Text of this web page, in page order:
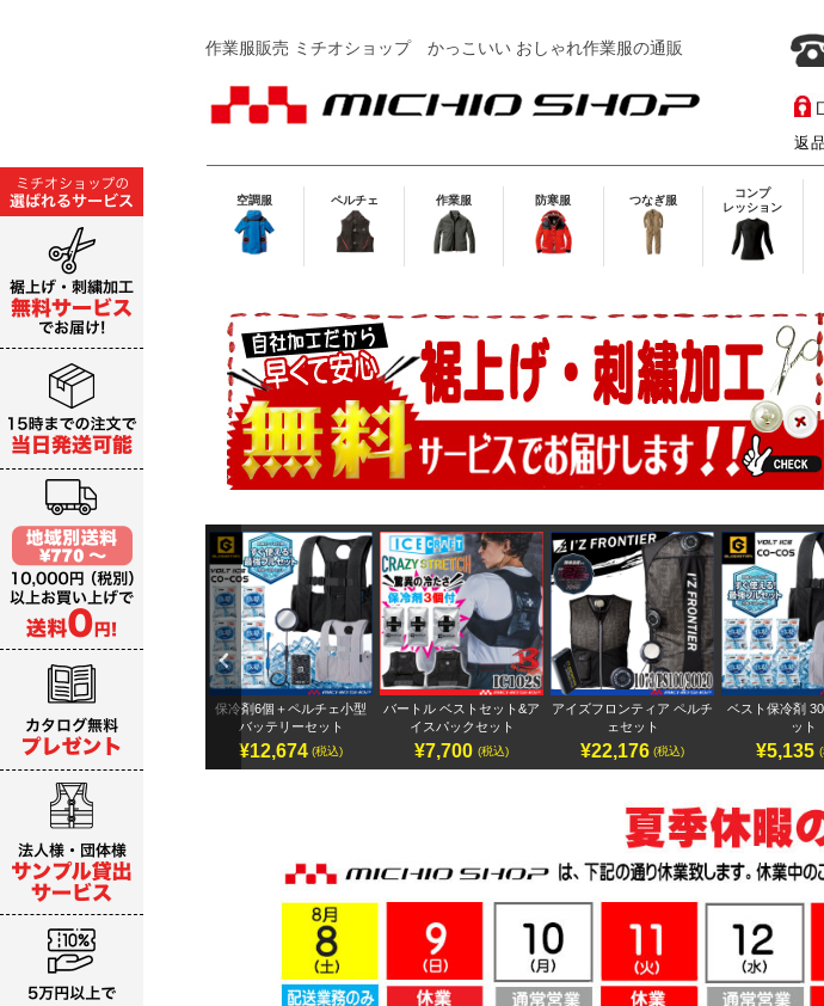
作業服販売 ミチオショップかっこいい おしゃれ作業服の通販
返
空調服 ペルチェ 作業服 防寒服 つなぎ服
コンプ
レッション
Previ
ous
アイズフロンティア 32Vバ
ッテリーセット
¥19,987～
保冷剤6個＋ペルチェ小型
バッテリーセット
¥12,674 (税込)
バートル ベストセット&ア
イスパックセット
¥7,700 (税込)
アイズフロンティア ペルチ
ェセット
¥22,176 (税込)
ベスト保冷剤
ット
¥5,135